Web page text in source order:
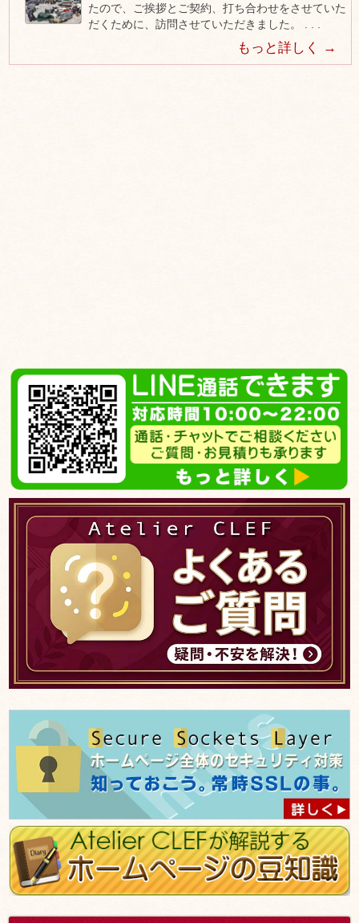
たので、ご挨拶とご契約、打ち合わせをさせていた
だくために、訪問させていただきました。 . . .
もっと詳しく →